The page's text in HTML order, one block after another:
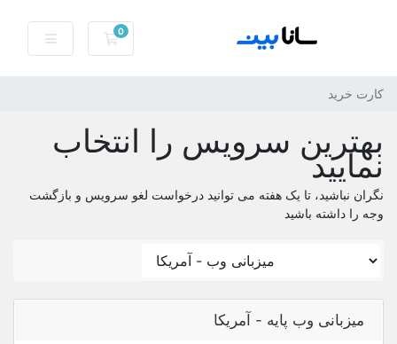
0 کارت خرید
کارت خرید
بهترین سرویس را انتخاب
نمایید
نگران نباشید، تا یک هفته می توانید درخواست لغو سرویس و بازگشت
وجه را داشته باشید
میزبانی وب پایه - آمریکا